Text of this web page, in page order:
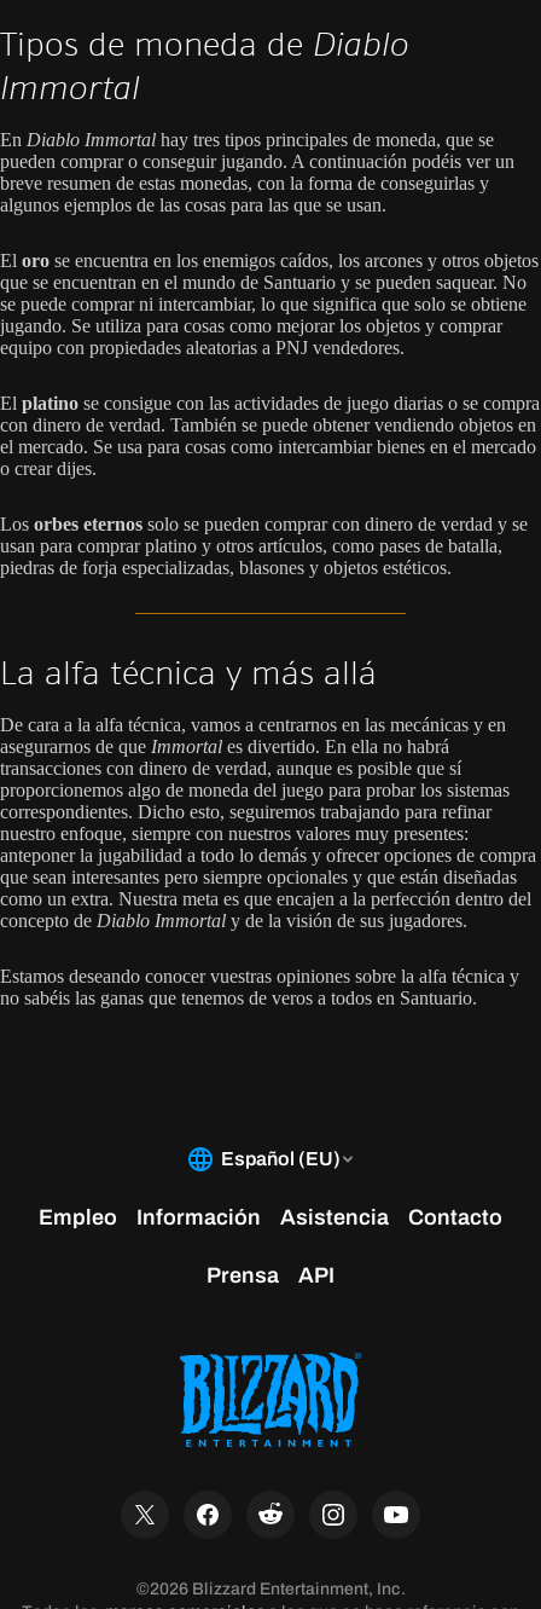
Tipos de moneda de Diablo
Immortal
En Diablo Immortal hay tres tipos principales de moneda, que se
pueden comprar o conseguir jugando. A continuación podéis ver un
breve resumen de estas monedas, con la forma de conseguirlas y
algunos ejemplos de las cosas para las que se usan.
El oro se encuentra en los enemigos caídos, los arcones y otros objetos
que se encuentran en el mundo de Santuario y se pueden saquear. No
se puede comprar ni intercambiar, lo que significa que solo se obtiene
jugando. Se utiliza para cosas como mejorar los objetos y comprar
equipo con propiedades aleatorias a PNJ vendedores.
El platino se consigue con las actividades de juego diarias o se compra
con dinero de verdad. También se puede obtener vendiendo objetos en
el mercado. Se usa para cosas como intercambiar bienes en el mercado
o crear dijes.
Los orbes eternos solo se pueden comprar con dinero de verdad y se
usan para comprar platino y otros artículos, como pases de batalla,
piedras de forja especializadas, blasones y objetos estéticos.
La alfa técnica y más allá
De cara a la alfa técnica, vamos a centrarnos en las mecánicas y en
asegurarnos de que Immortal es divertido. En ella no habrá
transacciones con dinero de verdad, aunque es posible que sí
proporcionemos algo de moneda del juego para probar los sistemas
correspondientes. Dicho esto, seguiremos trabajando para refinar
nuestro enfoque, siempre con nuestros valores muy presentes:
anteponer la jugabilidad a todo lo demás y ofrecer opciones de compra
que sean interesantes pero siempre opcionales y que están diseñadas
como un extra. Nuestra meta es que encajen a la perfección dentro del
concepto de Diablo Immortal y de la visión de sus jugadores.
Estamos deseando conocer vuestras opiniones sobre la alfa técnica y
no sabéis las ganas que tenemos de veros a todos en Santuario.